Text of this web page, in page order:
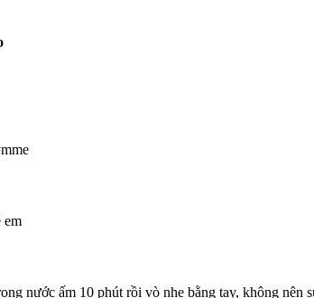
nước ấm 10 phút rồi vò nhẹ bằng tay, không nên